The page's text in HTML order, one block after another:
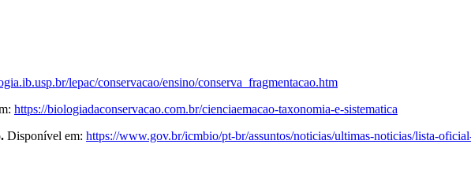
lepac/conservacao/ensino/conserva_fragmentacao.htm
https://biologiadaconservacao.com.br/cienciaemacao‐taxonomia‐e‐sistematica
Disponível em: https://www.gov.br/icmbio/pt‐br/assuntos/noticias/ultimas‐noticias/lista‐oficial‐